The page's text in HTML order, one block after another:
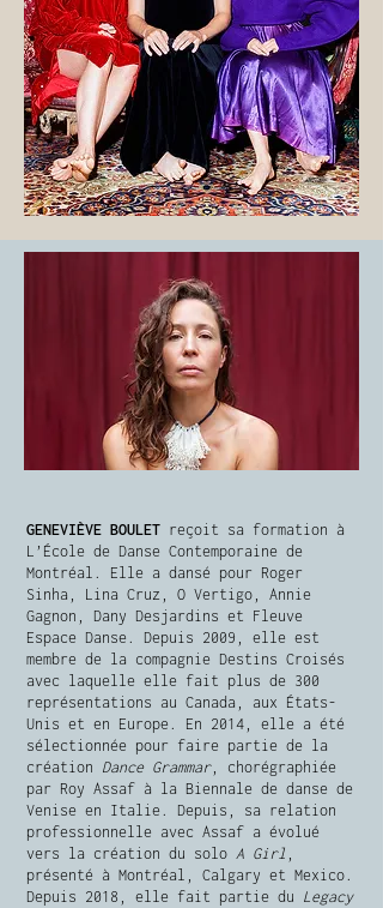
GENEVIÈVE BOULET reçoit sa formation à
L’École de Danse Contemporaine de
Montréal. Elle a dansé pour Roger
Sinha, Lina Cruz, O Vertigo, Annie
Gagnon, Dany Desjardins et Fleuve
Espace Danse. Depuis 2009, elle est
membre de la compagnie Destins Croisés
avec laquelle elle fait plus de 300
représentations au Canada, aux États-
Unis et en Europe. En 2014, elle a été
sélectionnée pour faire partie de la
création Dance Grammar, chorégraphiée
par Roy Assaf à la Biennale de danse de
Venise en Italie. Depuis, sa relation
professionnelle avec Assaf a évolué
vers la création du solo A Girl ,
présenté à Montréal, Calgary et Mexico.
Depuis 2018, elle fait partie du Legacy